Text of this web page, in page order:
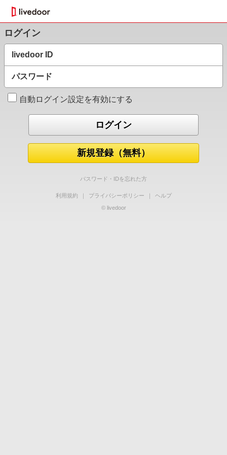
ログイン
livedoor ID
パスワード
自動ログイン設定を有効にする
新規登録（無料）
パスワード・IDを忘れた方
利用規約 ｜ プライバシーポリシー ｜
ヘルプ
© livedoor